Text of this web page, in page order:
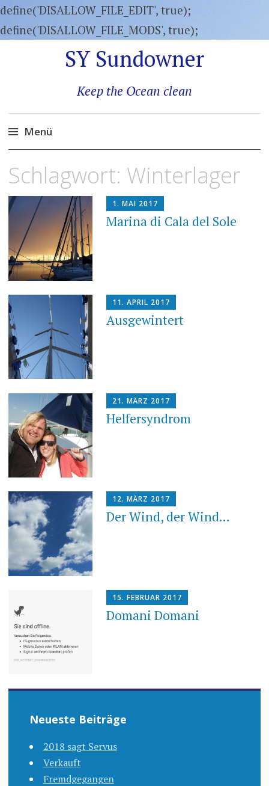
define('DISALLOW_FILE_EDIT', true);
define('DISALLOW_FILE_MODS', true);
SY Sundowner
Keep the Ocean clean
Menü
Inhalt
Schlagwort: Winterlager
1. MAI 2017
Marina di Cala del Sole
11. APRIL 2017
Ausgewintert
21. MÄRZ 2017
Helfersyndrom
12. MÄRZ 2017
Der Wind, der Wind…
15. FEBRUAR 2017
Domani Domani
Neueste Beiträge
2018 sagt Servus
Verkauft
Fremdgegangen